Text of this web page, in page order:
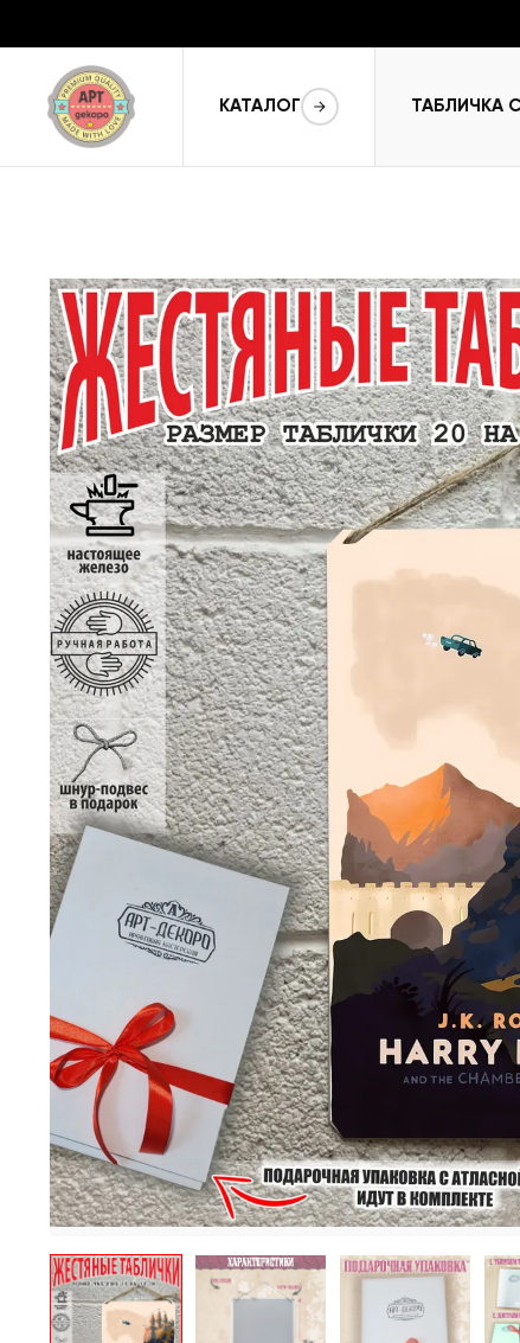
КАТАЛОГ ТАБЛИЧКА